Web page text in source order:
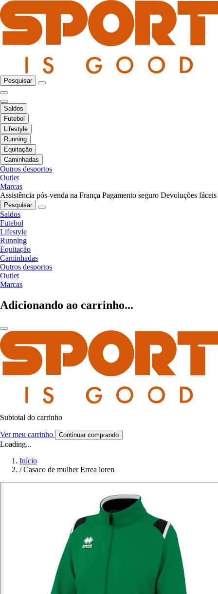
Pesquisar
Saldos
Futebol
Lifestyle
Running
Equitação
Caminhadas
Outros desportos
Outlet
Marcas
Assistência pós-venda na França Pagamento seguro Devoluções fáceis
Pesquisar
Saldos
Futebol
Lifestyle
Running
Equitação
Caminhadas
Outros desportos
Outlet
Marcas
Adicionando ao carrinho...
Subtotal do carrinho
Ver meu carrinho Continuar comprando
Loading...
Início
/ Casaco de mulher Errea loren